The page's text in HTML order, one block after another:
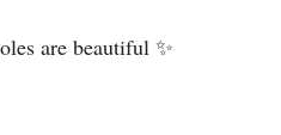
are beautiful ✨️